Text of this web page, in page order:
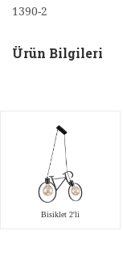
1390-2
Ürün Bilgileri
Bisiklet 2'li